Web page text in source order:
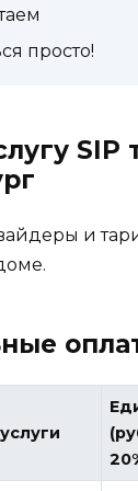
просто!
SIP
и